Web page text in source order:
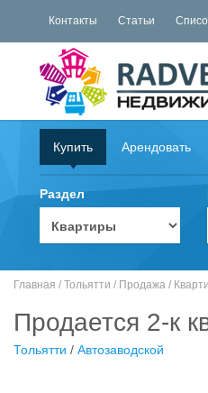
Контакты Статьи
Купить Арендовать
Раздел
Главная / Тольятти / Продажа /
Продается 2-к
Тольятти / Автозаводской